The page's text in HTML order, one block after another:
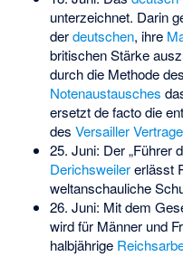
unterzeichnet. Darin
derdeutschen, ihre
britischen Stärke
durch die Methode des
Notenaustausches
ersetzt de facto die
des Versailler
25. Juni: Der „Führer
Derichsweilererlässt
weltanschauliche
26. Juni: Mit dem
wird für Männer und
halbjährige